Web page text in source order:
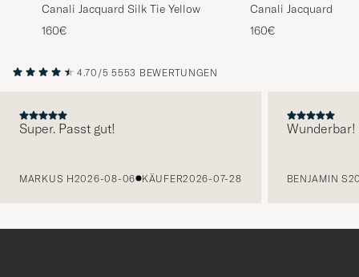
Canali Jacquard Silk Tie Yellow
160€
Canali Jacquard Silk
160€
4.70/5 5553 BEWERTUNGEN
Super. Passt gut!
MARKUS H2026-08-06 KÄUFER2026-07-28
Wunderbar!
BENJAMIN S